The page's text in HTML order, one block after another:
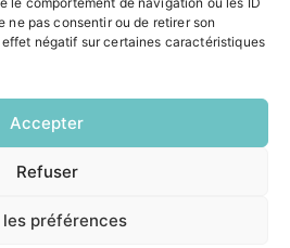
ne pas consentir ou de retirer son
négatif sur certaines caractéristiques
Accepter
Refuser
les préférences